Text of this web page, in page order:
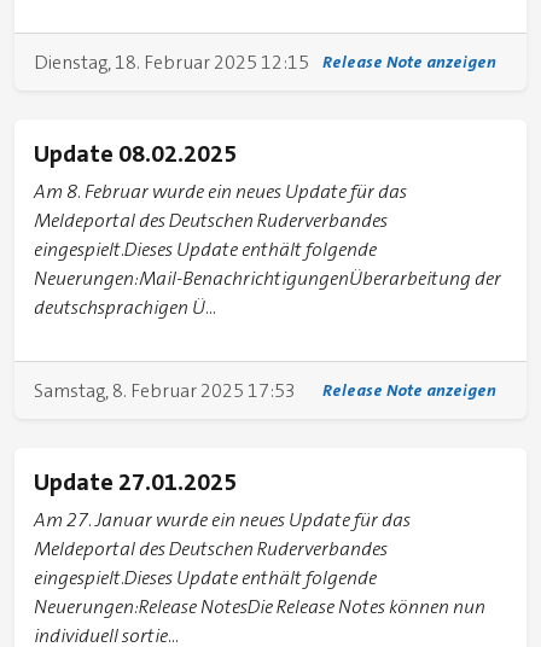
Dienstag, 18. Februar 2025 12:15 Release Note anzeigen
Update 08.02.2025
Am 8. Februar wurde ein neues Update für das
Meldeportal des Deutschen Ruderverbandes
eingespielt.Dieses Update enthält folgende
Neuerungen:Mail-BenachrichtigungenÜberarbeitung der
deutschsprachigen Ü...
Samstag, 8. Februar 2025 17:53 Release Note anzeigen
Update 27.01.2025
Am 27. Januar wurde ein neues Update für das
Meldeportal des Deutschen Ruderverbandes
eingespielt.Dieses Update enthält folgende
Neuerungen:Release NotesDie Release Notes können nun
individuell sortie...